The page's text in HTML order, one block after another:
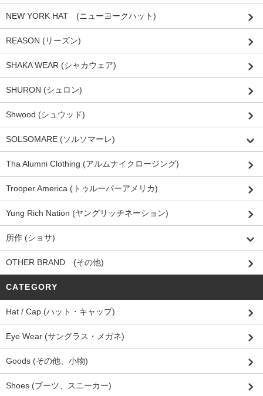
NEW YORK HAT (ニューヨークハット)
REASON (リーズン)
SHAKA WEAR (シャカウェア)
SHURON (シュロン)
Shwood (シュウッド)
SOLSOMARE (ソルソマーレ)
Tha Alumni Clothing (アルムナイクロージング)
Trooper America (トゥルーパーアメリカ)
Yung Rich Nation (ヤングリッチネーション)
所作 (ショサ)
OTHER BRAND (その他)
CATEGORY
Hat / Cap (ハット・キャップ)
Eye Wear (サングラス・メガネ)
Goods (その他、小物)
Shoes (ブーツ、スニーカー)